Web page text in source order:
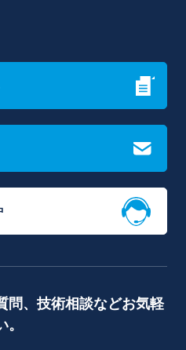
問、技術相談などお気軽